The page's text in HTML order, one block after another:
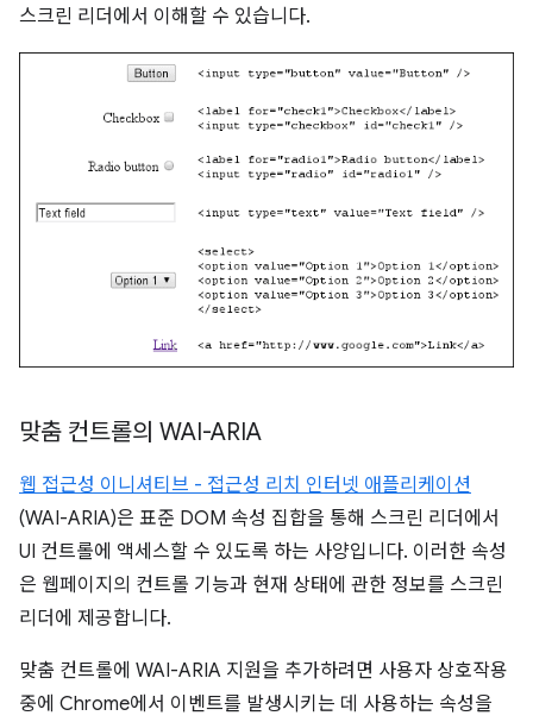
스크린 리더에서 이해할 수 있습니다.
맞춤 컨트롤의 WAI-ARIA
웹 접근성 이니셔티브 - 접근성 리치 인터넷 애플리케이션
(WAI-ARIA)은 표준 DOM 속성 집합을 통해 스크린 리더에서
UI 컨트롤에 액세스할 수 있도록 하는 사양입니다. 이러한 속성
은 웹페이지의 컨트롤 기능과 현재 상태에 관한 정보를 스크린
리더에 제공합니다.
맞춤 컨트롤에 WAI-ARIA 지원을 추가하려면 사용자 상호작용
중에 Chrome에서 이벤트를 발생시키는 데 사용하는 속성을